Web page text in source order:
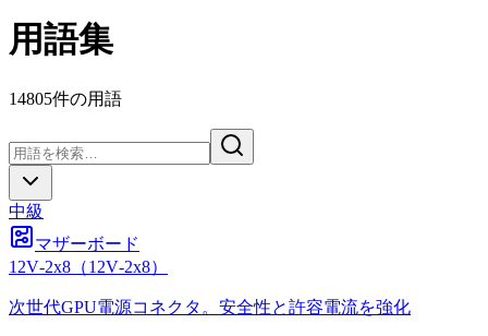
用語集
14805件の用語
中級
マザーボード
12V‑2x8 （12V‑2x8）
次世代GPU電源コネクタ。安全性と許容電流を強化